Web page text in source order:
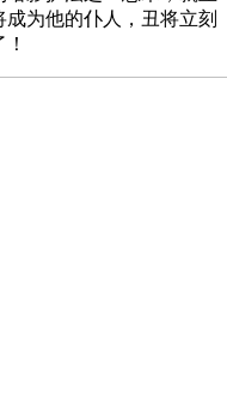
为他的仆人，丑将立刻